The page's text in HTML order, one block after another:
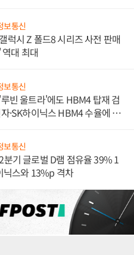
보통신
럭시 Z 폴드8 시리즈 사전 판매
대 최대
보통신
빈 울트라'에도 HBM4 탑재 검
·SK하이닉스 HBM4 수율에 주
보통신
분기 글로벌 D램 점유율 39% 1
닉스와 13%p 격차